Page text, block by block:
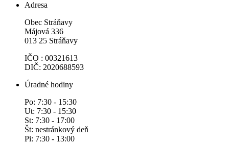
Adresa
Obec Stráňavy
Májová 336
013 25 Stráňavy
IČO : 00321613
DIČ: 2020688593
Úradné hodiny
Po: 7:30 - 15:30
Ut: 7:30 - 15:30
St: 7:30 - 17:00
Št: nestránkový deň
Pi: 7:30 - 13:00